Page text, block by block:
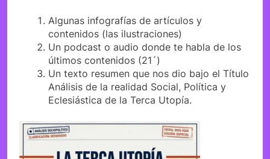
Algunas infografías de artículos y
contenidos (las ilustraciones)
Un podcast o audio donde te habla de los
últimos contenidos (21´)
Un texto resumen que nos dio bajo el Título
Análisis de la realidad Social, Política y
Eclesiástica de la Terca Utopía.